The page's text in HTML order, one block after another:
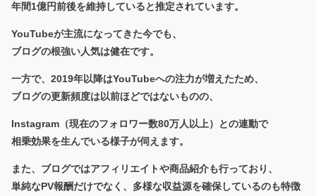
年間1億円前後を維持していると推定されています。
YouTubeが主流になってきた今でも、
ブログの根強い人気は健在です。
一方で、2019年以降はYouTubeへの注力が増えたため、
ブログの更新頻度は以前ほどではないものの、
Instagram（現在のフォロワー数80万人以上）との連動で
相乗効果を生んでいる様子が伺えます。
また、ブログではアフィリエイトや商品紹介も行っており、
単純なPV報酬だけでなく、多様な収益源を確保しているのも特徴